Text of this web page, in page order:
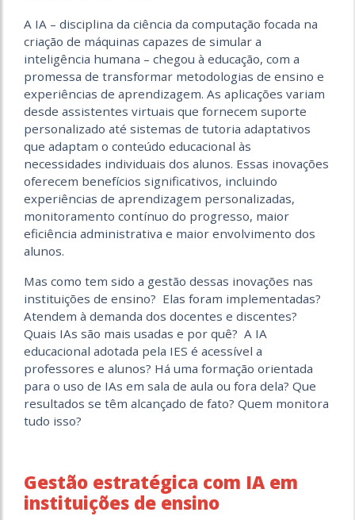
A IA – disciplina da ciência da computação focada na
criação de máquinas capazes de simular a
inteligência humana – chegou à educação, com a
promessa de transformar metodologias de ensino e
experiências de aprendizagem. As aplicações variam
desde assistentes virtuais que fornecem suporte
personalizado até sistemas de tutoria adaptativos
que adaptam o conteúdo educacional às
necessidades individuais dos alunos. Essas inovações
oferecem benefícios significativos, incluindo
experiências de aprendizagem personalizadas,
monitoramento contínuo do progresso, maior
eficiência administrativa e maior envolvimento dos
alunos.
Mas como tem sido a gestão dessas inovações nas
instituições de ensino? Elas foram implementadas?
Atendem à demanda dos docentes e discentes?
Quais IAs são mais usadas e por quê? A IA
educacional adotada pela IES é acessível a
professores e alunos? Há uma formação orientada
para o uso de IAs em sala de aula ou fora dela? Que
resultados se têm alcançado de fato? Quem monitora
tudo isso?
Gestão estratégica com IA em
instituições de ensino